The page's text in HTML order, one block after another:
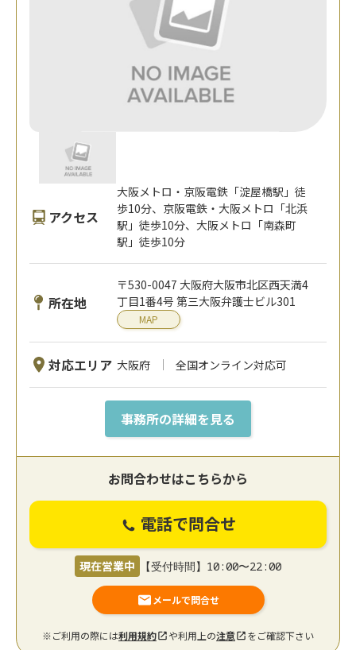
アクセス
大阪メトロ・京阪電鉄「淀屋橋駅」徒
歩10分、京阪電鉄・大阪メトロ「北浜
駅」徒歩10分、大阪メトロ「南森町
駅」徒歩10分
所在地
〒530-0047 大阪府大阪市北区西天満4
丁目1番4号 第三大阪弁護士ビル301
MAP
対応エリア 大阪府 全国オンライン対応可
事務所の詳細を見る
お問合わせはこちらから
電話で問合せ
現在営業中 【受付時間】10:00〜22:00
メールで問合せ
※ご利用の際には利用規約 や利用上の注意 をご確認下さい